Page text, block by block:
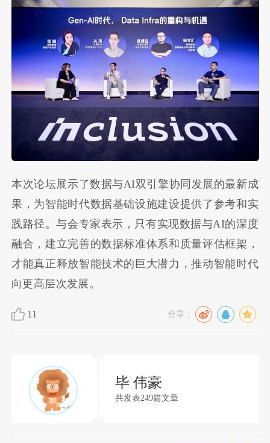
本次论坛展示了数据与AI双引擎协同发展的最新成
果，为智能时代数据基础设施建设提供了参考和实
践路径。与会专家表示，只有实现数据与AI的深度
融合，建立完善的数据标准体系和质量评估框架，
才能真正释放智能技术的巨大潜力，推动智能时代
向更高层次发展。
11 分享：
毕 伟豪
共发表249篇文章